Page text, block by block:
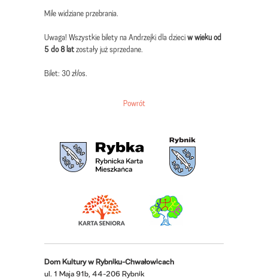
Mile widziane przebrania.
Uwaga! Wszystkie bilety na Andrzejki dla dzieciw wieku od
5 do 8 latzostały już sprzedane.
Bilet: 30 zł/os.
Powrót
Dom Kultury w Rybniku-Chwałowicach
ul. 1 Maja 91b, 44-206 Rybnik